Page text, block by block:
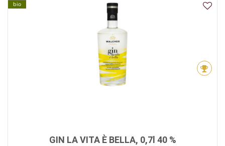
bio
GIN LA VITA È BELLA, 0,7l 40 %